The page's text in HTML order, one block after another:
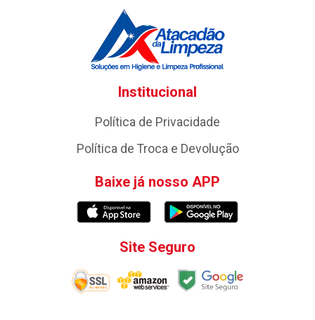
Institucional
Política de Privacidade
Política de Troca e Devolução
Baixe já nosso APP
Site Seguro